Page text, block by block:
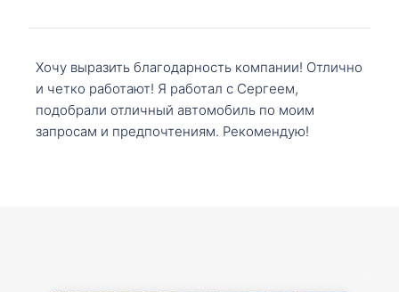
Хочу выразить благодарность компании! Отлично
и четко работают! Я работал с Сергеем,
подобрали отличный автомобиль по моим
запросам и предпочтениям. Рекомендую!